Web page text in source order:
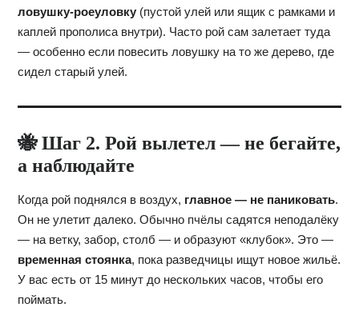
ловушку-роеуловку(пустой улей или ящик с рамками и
каплей прополиса внутри). Часто рой сам залетает туда
— особенно если повесить ловушку на то же дерево, где
сидел старый улей.
🐝 Шаг 2. Рой вылетел — не бегайте,
а наблюдайте
Когда рой поднялся в воздух, главное — не паниковать.
Он не улетит далеко. Обычно пчёлы садятся неподалёку
— на ветку, забор, столб — и образуют «клубок». Это —
временная стоянка, пока разведчицы ищут новое жильё.
У вас есть от 15 минут до нескольких часов, чтобы его
поймать.